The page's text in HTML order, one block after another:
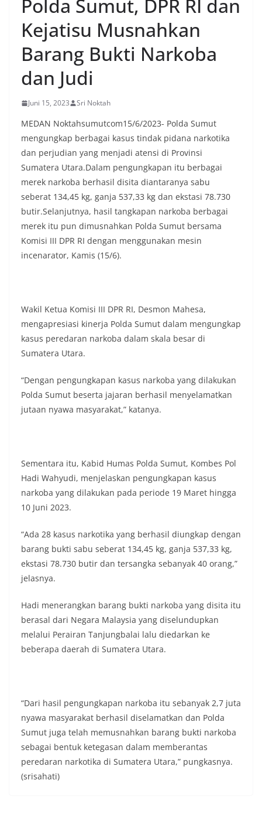
menyambut momentum HUT Kemerdekaan RI
dengan berbagai persiapan di lingkungan
masing-masing.‎Dalam dialog yang berlangsung
akrab, Bhabinkamtibmas menyapa warga,
menanyakan kondisi keamanan dan kenyamanan
lingkungan tempat tinggal, serta membuka ruang
komunikasi dua arah agar warga dapat
situasi kamtibmas di sekitar mereka.‎‎‎Salah satu
poin utama yang disampaikan dalam kegiatan
sambang ini adalah imbauan kepada warga untuk
memasang bendera Merah Putih secara penuh,
bukan setengah tiang, sebagai bentuk
penghormatan dan rasa cinta tanah air
menjelang perayaan HUT Kemerdekaan RI.
Petugas mengingatkan bahwa pemasangan
bendera dengan benar merupakan salah satu
wujud nyata partisipasi masyarakat dalam
memperingati hari bersejarah bangsa
Indonesia.‎‎”Kami mengimbau kepada seluruh
warga agar mulai mempersiapkan dan memasang
bendera Merah Putih di depan rumah masing-
kemerdekaan,” ujar Aiptu Muliyadi Suraukur saat
agar warga memperhatikan kondisi bendera yang
akan dikibarkan, memastikan bendera dalam
keadaan bersih, tidak sobek, dan layak untuk
negara.‎‎‎Selain menyampaikan imbauan terkait
bendera, kegiatan sambang DDS ini juga
dimanfaatkan sebagai sarana deteksi dini (early
warning) guna mengantisipasi potensi gangguan
Bhabinkamtibmas dapat menghimpun informasi
awal terkait situasi sosial, potensi kerawanan,
maupun hal-hal yang dapat mengganggu
kondusivitas wilayah, khususnya menjelang
perayaan HUT Kemerdekaan RI yang biasanya
diharapkan potensi gangguan keamanan dapat
diantisipasi sejak awal sehingga situasi di
Kelurahan Sunggal tetap terjaga aman, tertib,
dan kondusif hingga puncak perayaan HUT
to Door System ini merupakan salah satu bentuk
implementasi program Polri Presisi yang
mengedepankan kehadiran dan kedekatan
personel Kepolisian dengan masyarakat. Melalui
kegiatan semacam ini, Bhabinkamtibmas tidak
secara bersama-sama.‎‎Kehadiran
Bhabinkamtibmas di tengah-tengah warga
diharapkan dapat semakin mempererat
hubungan kemitraan antara Polri dan
masyarakat, sekaligus membangun kesadaran
kolektif warga akan pentingnya menjaga
keamanan, ketertiban, dan kekompakan
Polda Sumut, DPR RI dan
Kejatisu Musnahkan
Barang Bukti Narkoba
dan Judi
Juni 15, 2023 Sri Noktah
MEDAN Noktahsumutcom15/6/2023- Polda Sumut
mengungkap berbagai kasus tindak pidana narkotika
dan perjudian yang menjadi atensi di Provinsi
Sumatera Utara.Dalam pengungkapan itu berbagai
merek narkoba berhasil disita diantaranya sabu
seberat 134,45 kg, ganja 537,33 kg dan ekstasi 78.730
butir.Selanjutnya, hasil tangkapan narkoba berbagai
merek itu pun dimusnahkan Polda Sumut bersama
Komisi III DPR RI dengan menggunakan mesin
incenarator, Kamis (15/6).
Wakil Ketua Komisi III DPR RI, Desmon Mahesa,
mengapresiasi kinerja Polda Sumut dalam mengungkap
kasus peredaran narkoba dalam skala besar di
Sumatera Utara.
“Dengan pengungkapan kasus narkoba yang dilakukan
Polda Sumut beserta jajaran berhasil menyelamatkan
jutaan nyawa masyarakat,” katanya.
Sementara itu, Kabid Humas Polda Sumut, Kombes Pol
Hadi Wahyudi, menjelaskan pengungkapan kasus
narkoba yang dilakukan pada periode 19 Maret hingga
10 Juni 2023.
“Ada 28 kasus narkotika yang berhasil diungkap dengan
barang bukti sabu seberat 134,45 kg, ganja 537,33 kg,
ekstasi 78.730 butir dan tersangka sebanyak 40 orang,”
jelasnya.
Hadi menerangkan barang bukti narkoba yang disita itu
berasal dari Negara Malaysia yang diselundupkan
melalui Perairan Tanjungbalai lalu diedarkan ke
beberapa daerah di Sumatera Utara.
“Dari hasil pengungkapan narkoba itu sebanyak 2,7 juta
nyawa masyarakat berhasil diselamatkan dan Polda
Sumut juga telah memusnahkan barang bukti narkoba
sebagai bentuk ketegasan dalam memberantas
peredaran narkotika di Sumatera Utara,” pungkasnya.
(srisahati)